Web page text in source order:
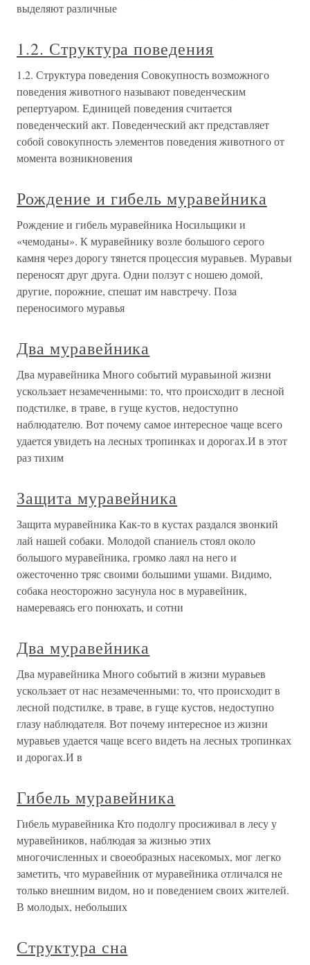
выделяют различные
1.2. Структура поведения
1.2. Структура поведения Совокупность возможного
поведения животного называют поведенческим
репертуаром. Единицей поведения считается
поведенческий акт. Поведенческий акт представляет
собой совокупность элементов поведения животного от
момента возникновения
Рождение и гибель муравейника
Рождение и гибель муравейника Носильщики и
«чемоданы». К муравейнику возле большого серого
камня через дорогу тянется процессия муравьев. Муравьи
переносят друг друга. Одни ползут с ношею домой,
другие, порожние, спешат им навстречу. Поза
переносимого муравья
Два муравейника
Два муравейника Много событий муравьиной жизни
ускользает незамеченными: то, что происходит в лесной
подстилке, в траве, в гуще кустов, недоступно
наблюдателю. Вот почему самое интересное чаще всего
удается увидеть на лесных тропинках и дорогах.И в этот
раз тихим
Защита муравейника
Защита муравейника Как-то в кустах раздался звонкий
лай нашей собаки. Молодой спаниель стоял около
большого муравейника, громко лаял на него и
ожесточенно тряс своими большими ушами. Видимо,
собака неосторожно засунула нос в муравейник,
намереваясь его понюхать, и сотни
Два муравейника
Два муравейника Много событий в жизни муравьев
ускользает от нас незамеченными: то, что происходит в
лесной подстилке, в траве, в гуще кустов, недоступно
глазу наблюдателя. Вот почему интересное из жизни
муравьев удается чаще всего видеть на лесных тропинках
и дорогах.И в
Гибель муравейника
Гибель муравейника Кто подолгу просиживал в лесу у
муравейников, наблюдая за жизнью этих
многочисленных и своеобразных насекомых, мог легко
заметить, что муравейник от муравейника отличался не
только внешним видом, но и поведением своих жителей.
В молодых, небольших
Структура сна